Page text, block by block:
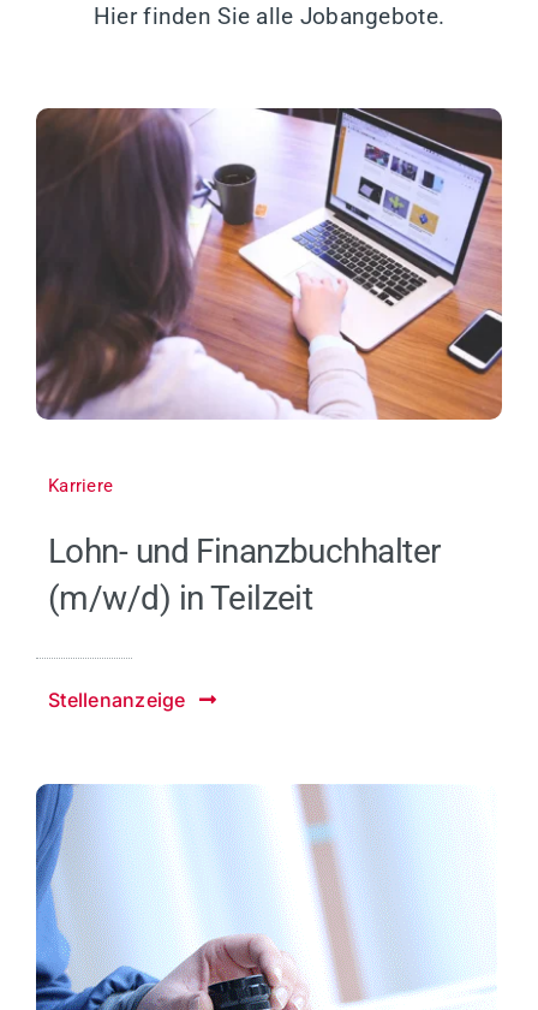
Hier finden Sie alle Jobangebote.
Karriere
Lohn- und Finanzbuchhalter
(m/w/d) in Teilzeit
Stellenanzeige